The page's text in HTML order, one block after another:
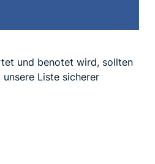
und benotet wird, sollten
Liste sicherer